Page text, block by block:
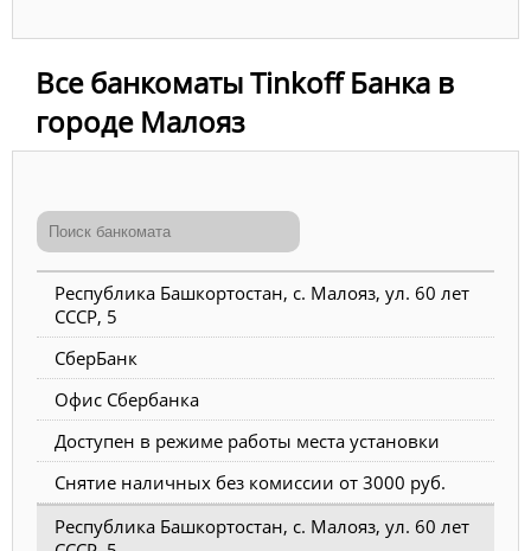
Все банкоматы Tinkoff Банка в
городе Малояз
Республика Башкортостан, с. Малояз, ул. 60 лет
СССР, 5
СберБанк
Офис Сбербанка
Доступен в режиме работы места установки
Снятие наличных без комиссии от 3000 руб.
Республика Башкортостан, с. Малояз, ул. 60 лет